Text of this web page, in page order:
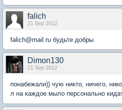
falich
21 Sep 2012
falich@mail.ru будьте добры
Dimon130
21 Sep 2012
понабежали)) чую никто, ничего,
л на каждое мыло персонально